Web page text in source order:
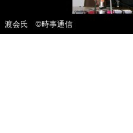
渡会氏 ©️時事通信